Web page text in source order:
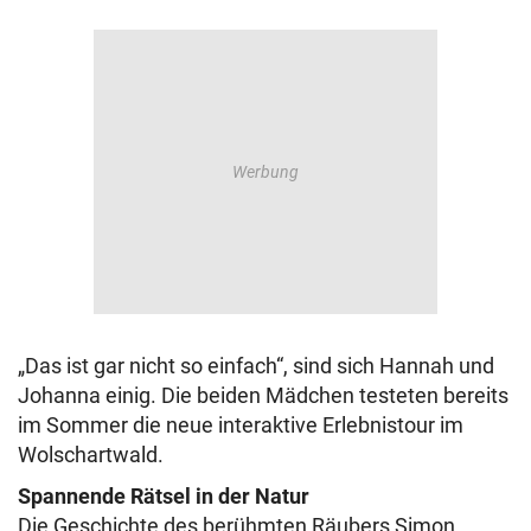
„Das ist gar nicht so einfach“, sind sich Hannah und
Johanna einig. Die beiden Mädchen testeten bereits
im Sommer die neue interaktive Erlebnistour im
Wolschartwald.
Spannende Rätsel in der Natur
Die Geschichte des berühmten Räubers Simon